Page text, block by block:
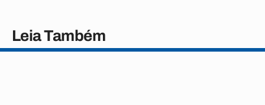
Leia Também